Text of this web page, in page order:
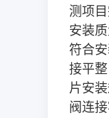
测项
安装
符合
接平
片安
阀连